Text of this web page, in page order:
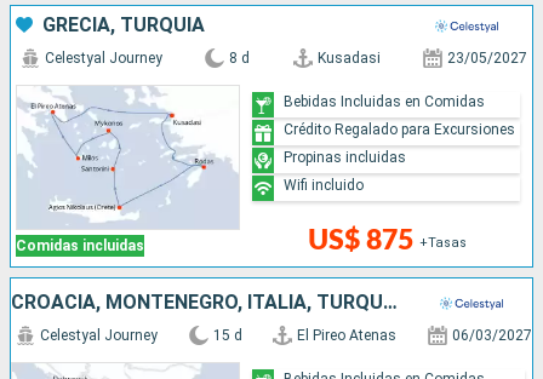
GRECIA, TURQUÍA
Comidas incluidas
Celestyal Journey 8 d Kusadasi 23/05/2027
US$ 875 +Tasas
Bebidas Incluidas en Comidas
Crédito Regalado para Excursiones
Propinas incluidas
Wifi incluido
CROACIA, MONTENEGRO, ITALIA, TURQUÍA, GRECIA
Celestyal Journey 15 d El Pireo Atenas 06/03/2027